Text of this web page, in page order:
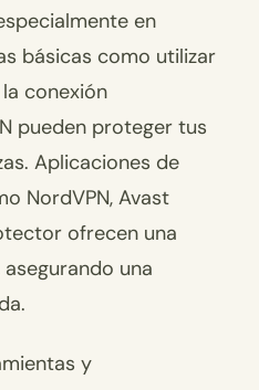
en
básicas como utilizar
conexión
pueden proteger tus
Aplicaciones de
NordVPN, Avast
ofrecen una
una
y